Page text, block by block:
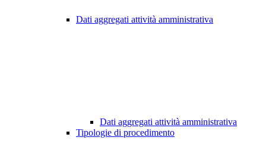
Dati aggregati attività amministrativa
Dati aggregati attività amministrativa
Tipologie di procedimento